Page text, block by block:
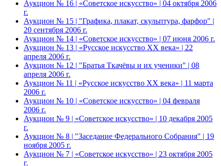
Аукцион № 16 | «Советское искусство» | 04 октября 2006
г.
Аукцион № 15 | "Графика, плакат, скульптура, фарфор" |
20 сентября 2006 г.
Аукцион № 14 | «Советское искусство» | 07 июня 2006 г.
Аукцион № 13 | «Русское искусство ХХ века» | 22
апреля 2006 г.
Аукцион № 12 | "Братья Ткачёвы и их ученики" | 08
апреля 2006 г.
Аукцион № 11 | «Русское искусство ХХ века» | 11 марта
2006 г.
Аукцион № 10 | «Советское искусство» | 04 февраля
2006 г.
Аукцион № 9 | «Советское искусство» | 10 декабря 2005
г.
Аукцион № 8 | "Заседание Федерального Собрания" | 19
ноября 2005 г.
Аукцион № 7 | «Советское искусство» | 23 октября 2005
г.